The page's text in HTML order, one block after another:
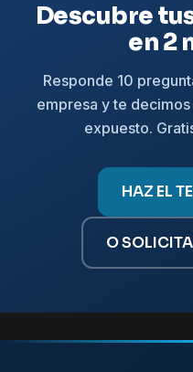
Descubre
en 2
Responde 10
empresa y te
expuesto.
HAZ EL
O